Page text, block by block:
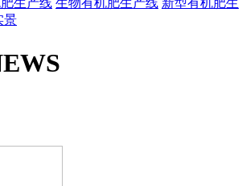
生产线 生物有机肥生产线 新型有机肥生
景